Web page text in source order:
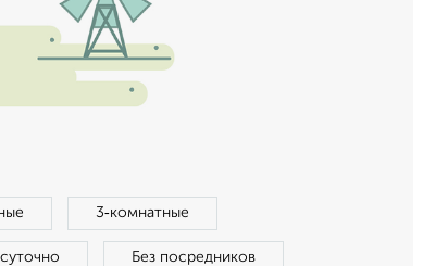
3‑комнатные
Без посредников